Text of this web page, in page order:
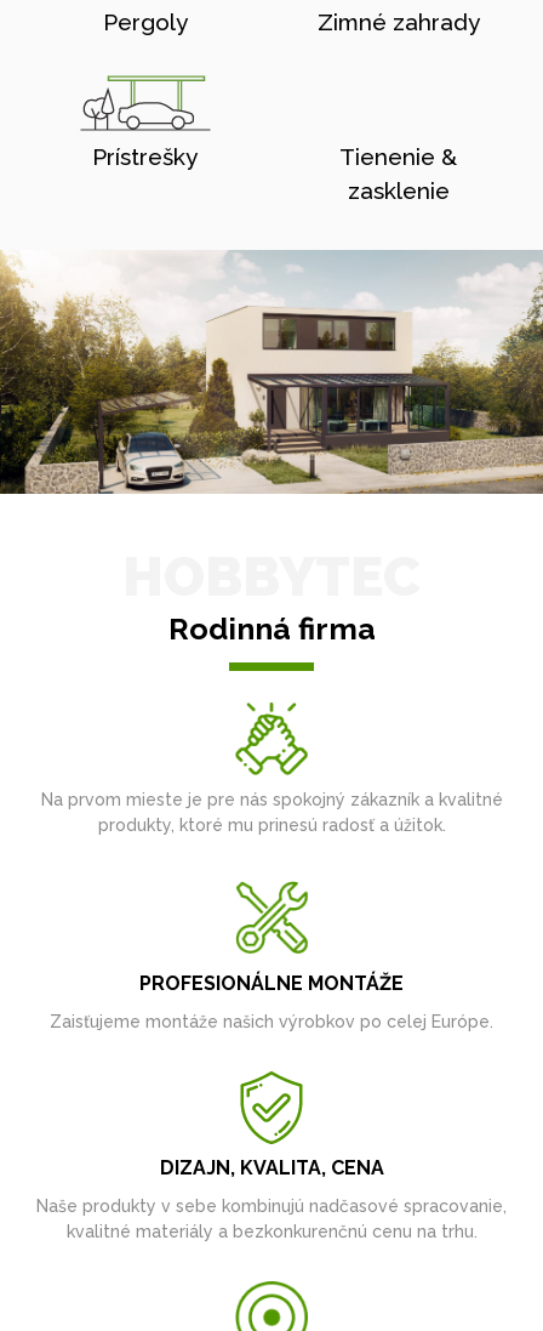
Pergoly Zimné zahrady
Prístrešky
Tienenie &
zasklenie
Rodinná firma
Na prvom mieste je pre nás spokojný zákazník a kvalitné
produkty, ktoré mu prinesú radosť a úžitok.
PROFESIONÁLNE MONTÁŽE
Zaisťujeme montáže našich výrobkov po celej Európe.
DIZAJN, KVALITA, CENA
Naše produkty v sebe kombinujú nadčasové spracovanie,
kvalitné materiály a bezkonkurenčnú cenu na trhu.